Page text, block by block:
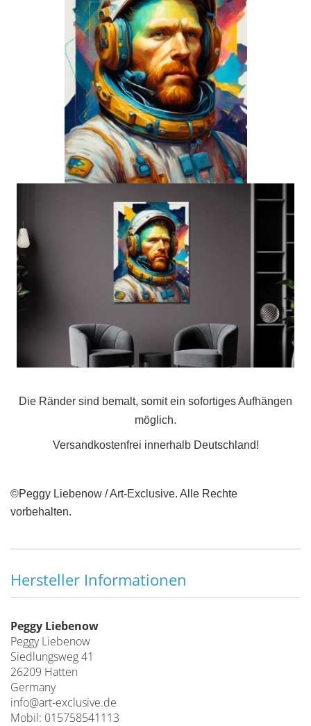
Die Ränder sind bemalt, somit ein sofortiges Aufhängen
möglich.
Versandkostenfrei innerhalb Deutschland!
©Peggy Liebenow / Art-Exclusive. Alle Rechte
vorbehalten.
Hersteller Informationen
Peggy Liebenow
Peggy Liebenow
Siedlungsweg 41
26209 Hatten
Germany
info@art-exclusive.de
Mobil: 015758541113